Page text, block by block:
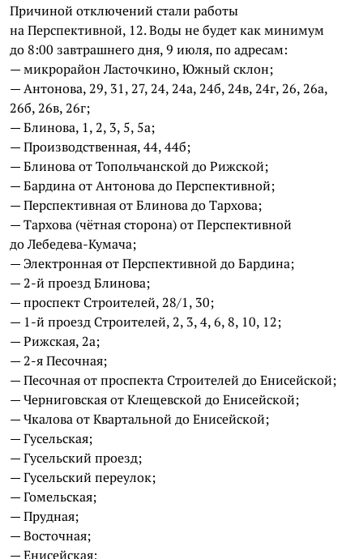
Причиной отключений стали работы
на Перспективной, 12. Воды не будет как минимум
до 8:00 завтрашнего дня, 9 июля, по адресам:
— микрорайон Ласточкино, Южный склон;
— Антонова, 29, 31, 27, 24, 24а, 24б, 24в, 24г, 26, 26а,
26б, 26в, 26г;
— Блинова, 1, 2, 3, 5, 5а;
— Производственная, 44, 44б;
— Блинова от Топольчанской до Рижской;
— Бардина от Антонова до Перспективной;
— Перспективная от Блинова до Тархова;
— Тархова (чётная сторона) от Перспективной
до Лебедева-Кумача;
— Электронная от Перспективной до Бардина;
— 2-й проезд Блинова;
— проспект Строителей, 28/1, 30;
— 1-й проезд Строителей, 2, 3, 4, 6, 8, 10, 12;
— Рижская, 2а;
— 2-я Песочная;
— Песочная от проспекта Строителей до Енисейской;
— Черниговская от Клещевской до Енисейской;
— Чкалова от Квартальной до Енисейской;
— Гусельская;
— Гусельский проезд;
— Гусельский переулок;
— Гомельская;
— Прудная;
— Восточная;
— Енисейская;